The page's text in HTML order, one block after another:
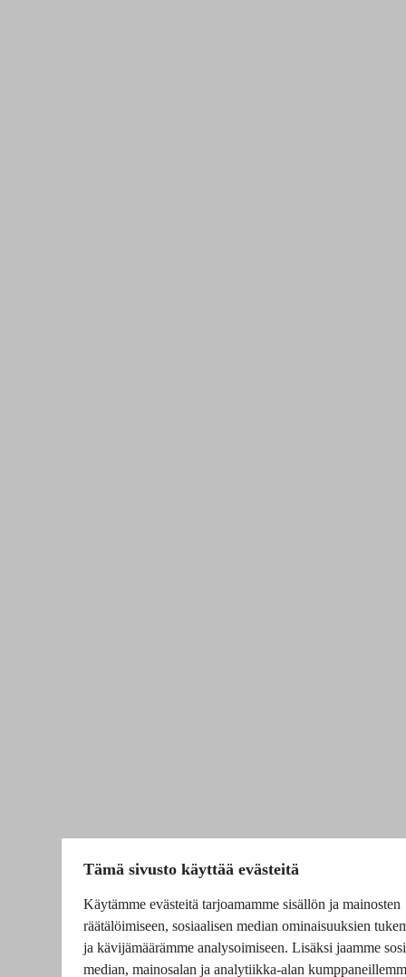
Tämä sivusto käyttää evästeitä
Käytämme evästeitä tarjoamamme sisällön ja mainosten
räätälöimiseen, sosiaalisen median ominaisuuksien
ja kävijämäärämme analysoimiseen. Lisäksi jaamme
median, mainosalan ja analytiikka-alan